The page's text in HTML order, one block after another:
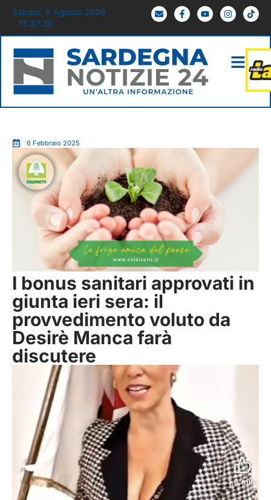
Sabato, 8 Agosto 2026
- 13:37:32
6 Febbraio 2025
I bonus sanitari approvati in
giunta ieri sera: il
provvedimento voluto da
Desirè Manca farà
discutere